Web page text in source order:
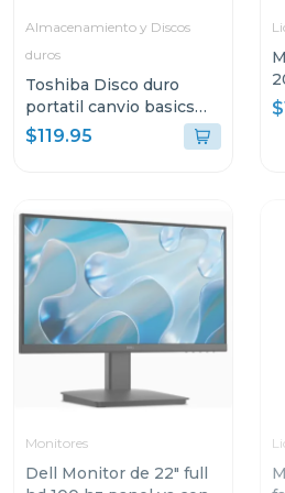
Almacenamiento y Discos
duros
Toshiba Disco duro
portatil canvio basics
hdd de 2tb hdtb520xk
$119.95
Monitores
Dell Monitor de 22" full